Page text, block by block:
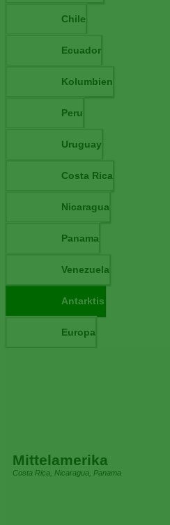
Chile
Ecuador
Kolumbien
Peru
Uruguay
Costa Rica
Nicaragua
Panama
Venezuela
Antarktis
Europa
Mittelamerika
Costa Rica, Nicaragua, Panama